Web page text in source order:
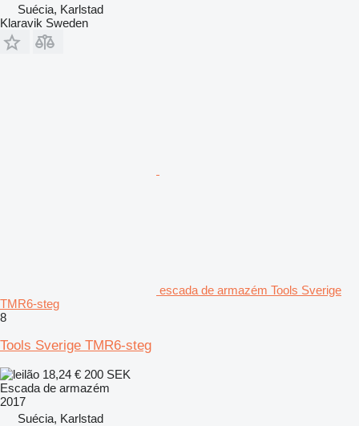
Suécia, Karlstad
Klaravik Sweden
escada de armazém Tools Sverige
TMR6-steg
8
Tools Sverige TMR6-steg
18,24 € 200 SEK
Escada de armazém
2017
Suécia, Karlstad